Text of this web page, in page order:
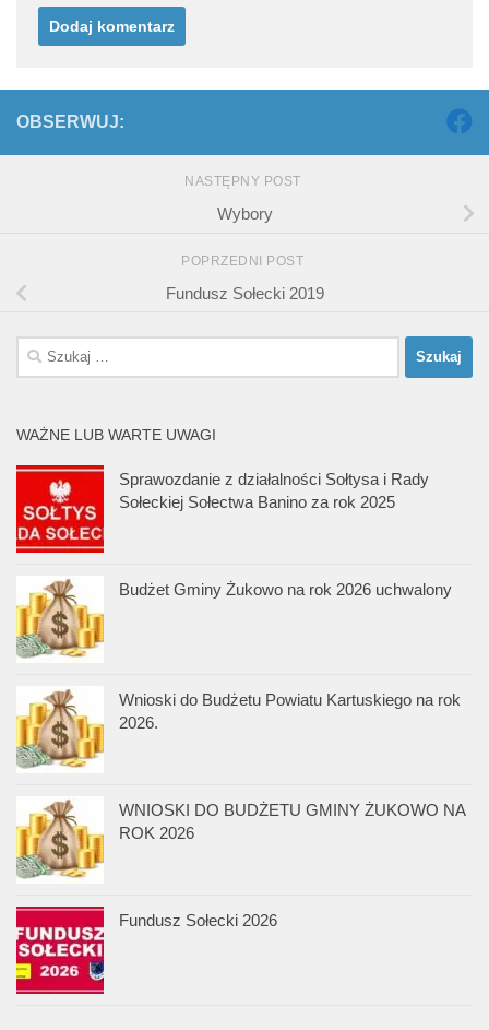
OBSERWUJ:
NASTĘPNY POST
Wybory
POPRZEDNI POST
Fundusz Sołecki 2019
Szukaj:
WAŻNE LUB WARTE UWAGI
Sprawozdanie z działalności Sołtysa i Rady
Sołeckiej Sołectwa Banino za rok 2025
Budżet Gminy Żukowo na rok 2026 uchwalony
Wnioski do Budżetu Powiatu Kartuskiego na rok
2026.
WNIOSKI DO BUDŻETU GMINY ŻUKOWO NA
ROK 2026
Fundusz Sołecki 2026